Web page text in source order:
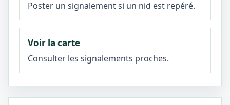
Poster un signalement si un nid est repéré.
Voir la carte
Consulter les signalements proches.